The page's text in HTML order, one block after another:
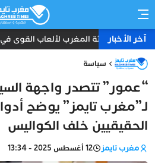
آخر الأخباربعثة المغرب لألعاب القوى في أوريغون تثير الجدل.. 10
سياسة
“عمور” تتصدر واجهة
لـ”مغرب تايمز” يوضح
الحقيقيين خلف الكواليس
مغرب تايمز 12 أغسطس 2025 - 13:34